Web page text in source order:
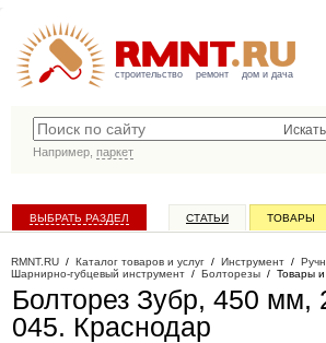
строительство ремонт дом и дача
Искать
Например, паркет
ВЫБРАТЬ РАЗДЕЛ СТАТЬИ ТОВАРЫ
RMNT.RU / Каталог товаров и услуг / Инструмент /
Шарнирно-губцевый инструмент / Болторезы / Товары и
Болторез Зубр, 450 мм,
045. Краснодар